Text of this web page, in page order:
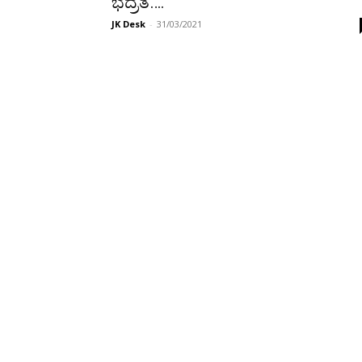
JK Desk - 31/03/2021